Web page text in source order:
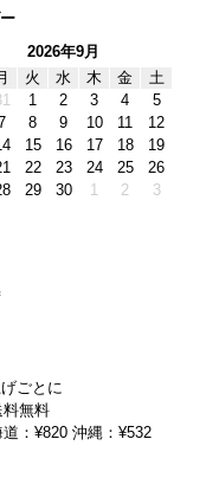
2026年9月
火 水 木 金
土
1 2 3 4
5
8 9 10 11
12
15 16 17 18
19
22 23 24 25
26
29 30 1 2 3
ごとに
料無料
：¥820 沖縄：¥532